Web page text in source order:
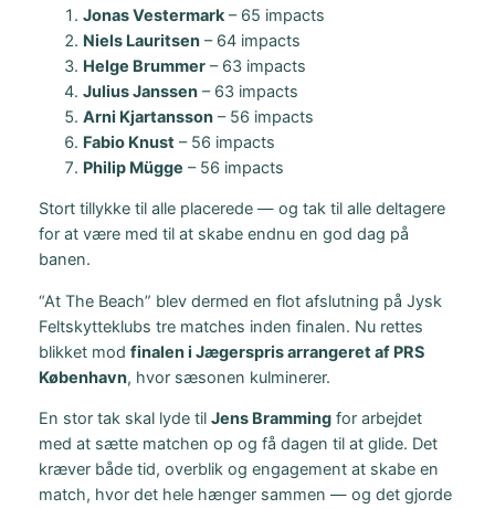
Jonas Vestermark– 65 impacts
Niels Lauritsen– 64 impacts
Helge Brummer– 63 impacts
Julius Janssen– 63 impacts
Arni Kjartansson– 56 impacts
Fabio Knust– 56 impacts
Philip Mügge – 56 impacts
Stort tillykke til alle placerede — og tak til alle deltagere
for at være med til at skabe endnu en god dag på
banen.
“At The Beach” blev dermed en flot afslutning på Jysk
Feltskytteklubs tre matches inden finalen. Nu rettes
blikket mod finalen i Jægerspris arrangeret af PRS
København, hvor sæsonen kulminerer.
En stor tak skal lyde til Jens Brammingfor arbejdet
med at sætte matchen op og få dagen til at glide. Det
kræver både tid, overblik og engagement at skabe en
match, hvor det hele hænger sammen — og det gjorde